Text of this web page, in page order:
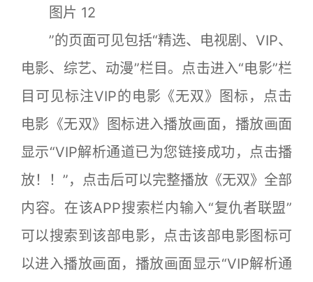
图片 12
”的页面可见包括“精选、电视剧、VIP、
电影、综艺、动漫”栏目。点击进入“电影”栏
目可见标注VIP的电影《无双》图标，点击
电影《无双》图标进入播放画面，播放画面
显示“VIP解析通道已为您链接成功，点击播
放！！”，点击后可以完整播放《无双》全部
内容。在该APP搜索栏内输入“复仇者联盟”
可以搜索到该部电影，点击该部电影图标可
以进入播放画面，播放画面显示“VIP解析通